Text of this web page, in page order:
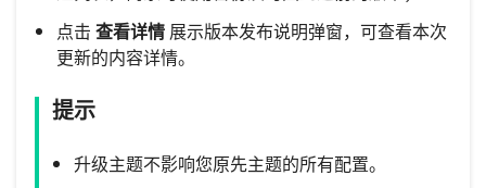
点击 查看详情 展示版本发布说明弹窗，可查看本次
更新的内容详情。
提示
升级主题不影响您原先主题的所有配置。